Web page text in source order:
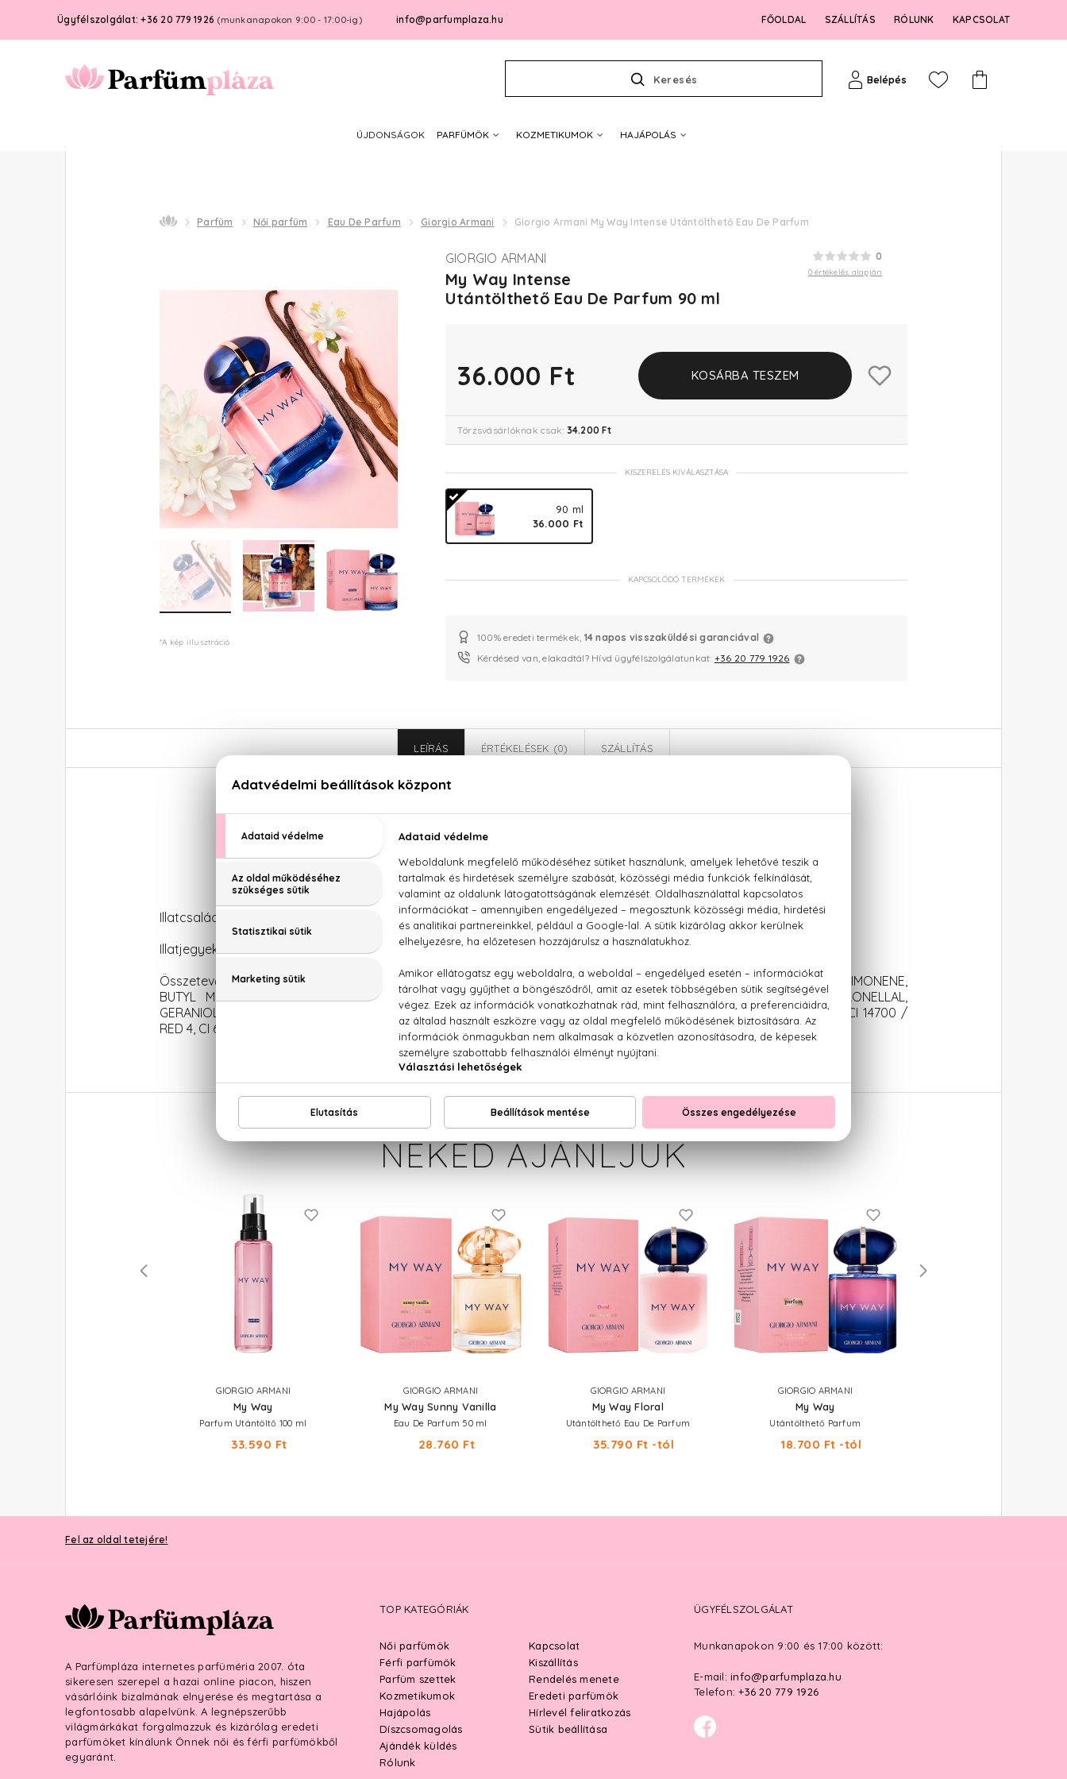
Ügyfélszolgálat: +36 20 779 1926 (munkanapokon 9:00 - 17:00-ig) info@parfumplaza.hu FŐOLDAL SZÁLLÍTÁS RÓLUNK KAPCSOLAT
Keresés Belépés
ÚJDONSÁGOK PARFÜMÖK KOZMETIKUMOK HAJÁPOLÁS
Parfüm Női parfüm Eau De Parfum Giorgio Armani Giorgio Armani My Way Intense Utántölthető Eau De Parfum
*A kép illusztráció
0
0 értékelés alapján
GIORGIO ARMANI
My Way Intense
Utántölthető Eau De Parfum 90 ml
36.000 Ft KOSÁRBA TESZEM
Törzsvásárlóknak csak: 34.200 Ft
KISZERELÉS KIVÁLASZTÁSA
90 ml
36.000 Ft
KAPCSOLÓDÓ TERMÉKEK
100% eredeti termékek, 14 napos visszaküldési garanciával
Kérdésed van, elakadtál? Hívd ügyfélszolgálatunkat: +36 20 779 1926
LEÍRÁS ÉRTÉKELÉSEK (0) SZÁLLÍTÁS
Giorgio Armani My Way Intense Utántölthető Eau De Parfum
Illatcsalád: Virágos-fás
Illatjegyek: narancsvirág, tubarózsa, szantálfa, vanília
Összetevők: ALCOHOL, PARFUM / FRAGRANCE, AQUA / WATER, LINALOOL, BENZYL SALICYLATE, BENZYL ALCOHOL, LIMONENE,
BUTYL METHOXYDIBENZOYLMETHANE, HEXYL CINNAMAL, CITRONELLOL, METHYL ANTHRANILATE, HYDROXYCITRONELLAL,
GERANIOL, EUGENOL, CITRAL, ISOEUGENOL, TRIS(TETRAMETHYLHYDROXYPIPERIDINOL) CITRATE, BENZYL BENZOATE, CI 14700 /
RED 4, CI 60730 / EXT. VIOLET 2, CI 17200 / RED 36
NEKED AJÁNLJUK
GIORGIO ARMANI
My Way
Parfum Utántöltő 100 ml
33.590 Ft
GIORGIO ARMANI
My Way Sunny Vanilla
Eau De Parfum 50 ml
28.760 Ft
GIORGIO ARMANI
My Way Floral
Utántölthető Eau De Parfum
35.790 Ft -tól
GIORGIO ARMANI
My Way
Utántölthető Parfum
18.700 Ft -tól
Fel az oldal tetejére!
A Parfümpláza internetes parfüméria 2007. óta
sikeresen szerepel a hazai online piacon, hiszen
vásárlóink bizalmának elnyerése és megtartása a
legfontosabb alapelvünk. A legnépszerűbb
világmárkákat forgalmazzuk és kizárólag eredeti
parfümöket kínálunk Önnek női és férfi parfümökből
egyaránt.
TOP KATEGÓRIÁK
Női parfümök
Férfi parfümök
Parfüm szettek
Kozmetikumok
Hajápolás
Díszcsomagolás
Ajándék küldés
Rólunk
Kapcsolat
Kiszállítás
Rendelés menete
Eredeti parfümök
Hírlevél feliratkozás
Sütik beállítása
ÜGYFÉLSZOLGÁLAT
Munkanapokon 9:00 és 17:00 között:
E-mail: info@parfumplaza.hu
Telefon: +36 20 779 1926